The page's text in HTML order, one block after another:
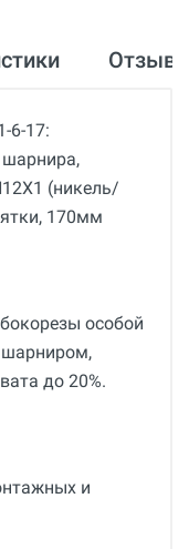
6-17:
шарнира,
(никель/
170мм
особой
шарниром,
до 20%.
и